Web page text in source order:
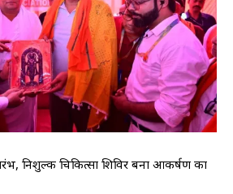
निशुल्क चिकित्सा शिविर बना आकर्षण का